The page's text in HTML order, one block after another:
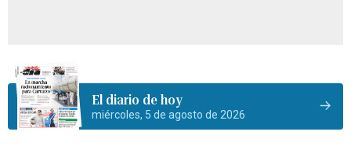
El diario de hoy
miércoles, 5 de agosto de 2026